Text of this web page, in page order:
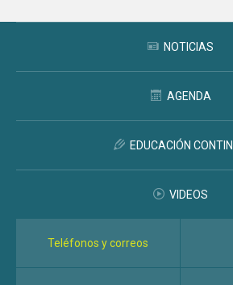
NOTICIAS
AGENDA
EDUCACIÓN
VIDEOS
Teléfonos y correos